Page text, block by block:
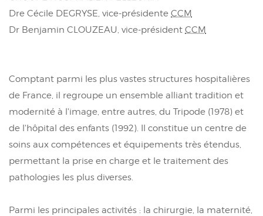
Dre Cécile DEGRYSE, vice-présidente CCM
Dr Benjamin CLOUZEAU, vice-président CCM
Comptant parmi les plus vastes structures hospitalières
de France, il regroupe un ensemble alliant tradition et
modernité à l'image, entre autres, du Tripode (1978) et
de l'hôpital des enfants (1992). Il constitue un centre de
soins aux compétences et équipements très étendus,
permettant la prise en charge et le traitement des
pathologies les plus diverses.
Parmi les principales activités : la chirurgie, la maternité,